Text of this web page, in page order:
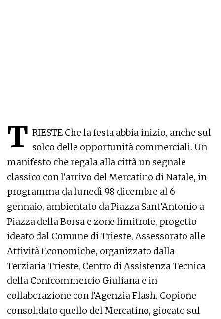
T RIESTE Che la festa abbia inizio, anche sul
solco delle opportunità commerciali. Un
manifesto che regala alla città un segnale
classico con l’arrivo del Mercatino di Natale, in
programma da lunedì 98 dicembre al 6
gennaio, ambientato da Piazza Sant’Antonio a
Piazza della Borsa e zone limitrofe, progetto
ideato dal Comune di Trieste, Assessorato alle
Attività Economiche, organizzato dalla
Terziaria Trieste, Centro di Assistenza Tecnica
della Confcommercio Giuliana e in
collaborazione con l’Agenzia Flash. Copione
consolidato quello del Mercatino, giocato sul